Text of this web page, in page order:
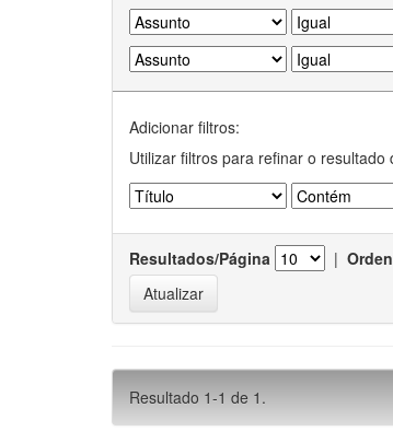
Adicionar filtros:
Utilizar filtros para refinar o resultado
Resultados/Página |
Resultado 1-1 de 1.